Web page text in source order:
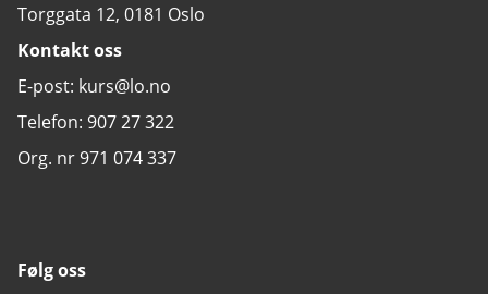
Torggata 12, 0181 Oslo
Kontakt oss
E-post: kurs@lo.no
Telefon: 907 27 322
Org. nr 971 074 337
Følg oss